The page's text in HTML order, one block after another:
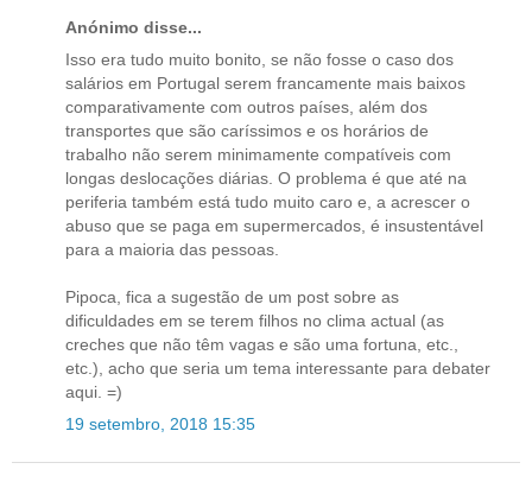
Anónimo disse...
Isso era tudo muito bonito, se não fosse o caso dos
salários em Portugal serem francamente mais baixos
comparativamente com outros países, além dos
transportes que são caríssimos e os horários de
trabalho não serem minimamente compatíveis com
longas deslocações diárias. O problema é que até na
periferia também está tudo muito caro e, a acrescer o
abuso que se paga em supermercados, é insustentável
para a maioria das pessoas.
Pipoca, fica a sugestão de um post sobre as
dificuldades em se terem filhos no clima actual (as
creches que não têm vagas e são uma fortuna, etc.,
etc.), acho que seria um tema interessante para debater
aqui. =)
19 setembro, 2018 15:35